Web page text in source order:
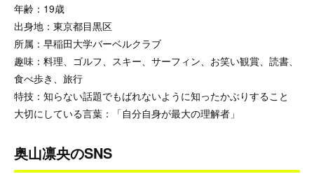
年齢：19歳
出身地：東京都目黒区
所属：早稲田大学バーベルクラブ
趣味：料理、ゴルフ、スキー、サーフィン、お笑い観賞、読書、
食べ歩き、旅行
特技：知らない話題でもばれないように知ったかぶりすること
大切にしている言葉：「自分自身が最大の理解者」
奥山凛央のSNS